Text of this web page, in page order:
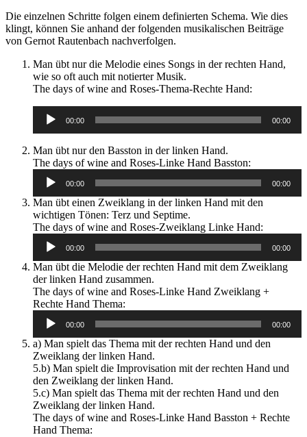
Die einzelnen Schritte folgen einem definierten Schema. Wie dies
klingt, können Sie anhand der folgenden musikalischen Beiträge
von Gernot Rautenbach nachverfolgen.
Man übt nur die Melodie eines Songs in der rechten Hand,
wie so oft auch mit notierter Musik.
The days of wine and Roses-Thema-Rechte Hand:
Audio-
Player
00:00 00:00
Man übt nur den Basston in der linken Hand.
The days of wine and Roses-Linke Hand Basston:
00:00 00:00
Man übt einen Zweiklang in der linken Hand mit den
wichtigen Tönen: Terz und Septime.
The days of wine and Roses-Zweiklang Linke Hand:
00:00 00:00
Man übt die Melodie der rechten Hand mit dem Zweiklang
der linken Hand zusammen.
The days of wine and Roses-Linke Hand Zweiklang +
Rechte Hand Thema:
00:00 00:00
a) Man spielt das Thema mit der rechten Hand und den
Zweiklang der linken Hand.
5.b) Man spielt die Improvisation mit der rechten Hand und
den Zweiklang der linken Hand.
5.c) Man spielt das Thema mit der rechten Hand und den
Zweiklang der linken Hand.
The days of wine and Roses-Linke Hand Basston + Rechte
Hand Thema: